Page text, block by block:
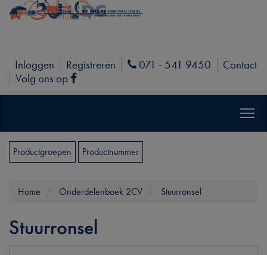
Inloggen Registreren Phone
071 - 541 9450
Contact
Volg ons op
Facebook
Productgroepen Productnummer
Home Onderdelenboek 2CV Stuurronsel
Stuurronsel